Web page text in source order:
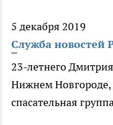
5 декабря 2019
Служба новостей
23-летнего
Нижнем Новгороде,
спасательная